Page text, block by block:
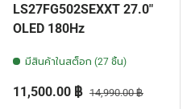
LS27FG502SEXXT 27.0"
OLED 180Hz
มีสินค้าในสต็อก (27 ชิ้น)
ราคาส่วนลด
11,500.00 ฿ ราคาปกติ
14,990.00 ฿